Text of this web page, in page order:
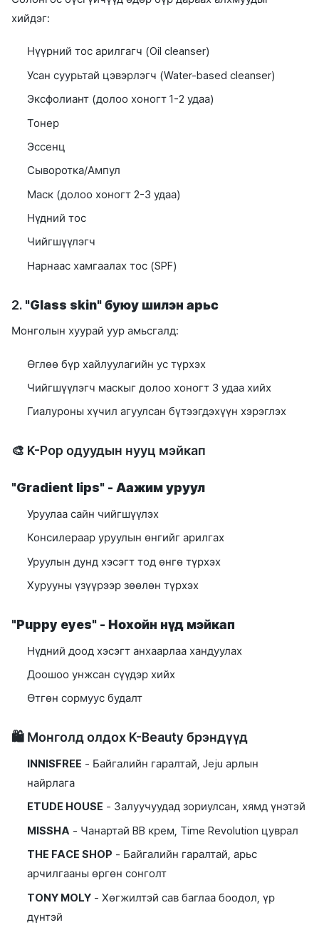
хийдэг:
Нүүрний тос арилгагч (Oil cleanser)
Усан суурьтай цэвэрлэгч (Water-based cleanser)
Эксфолиант (долоо хоногт 1-2 удаа)
Тонер
Эссенц
Сыворотка/Ампул
Маск (долоо хоногт 2-3 удаа)
Нүдний тос
Чийгшүүлэгч
Нарнаас хамгаалах тос (SPF)
2. "Glass skin" буюу шилэн арьс
Монголын хуурай уур амьсгалд:
Өглөө бүр хайлуулагийн ус түрхэх
Чийгшүүлэгч маскыг долоо хоногт 3 удаа хийх
Гиалуроны хүчил агуулсан бүтээгдэхүүн хэрэглэх
🎨 K-Pop одуудын нууц мэйкап
"Gradient lips" - Аажим уруул
Уруулаа сайн чийгшүүлэх
Консилераар уруулын өнгийг арилгах
Уруулын дунд хэсэгт тод өнгө түрхэх
Хурууны үзүүрээр зөөлөн түрхэх
"Puppy eyes" - Нохойн нүд мэйкап
Нүдний доод хэсэгт анхаарлаа хандуулах
Доошоо унжсан сүүдэр хийх
Өтгөн сормуус будалт
🛍️ Монголд олдох K-Beauty брэндүүд
INNISFREE - Байгалийн гаралтай, Jeju арлын
найрлага
ETUDE HOUSE - Залуучуудад зориулсан, хямд үнэтэй
MISSHA - Чанартай BB крем, Time Revolution цуврал
THE FACE SHOP - Байгалийн гаралтай, арьс
арчилгааны өргөн сонголт
TONY MOLY - Хөгжилтэй сав баглаа боодол, үр
дүнтэй